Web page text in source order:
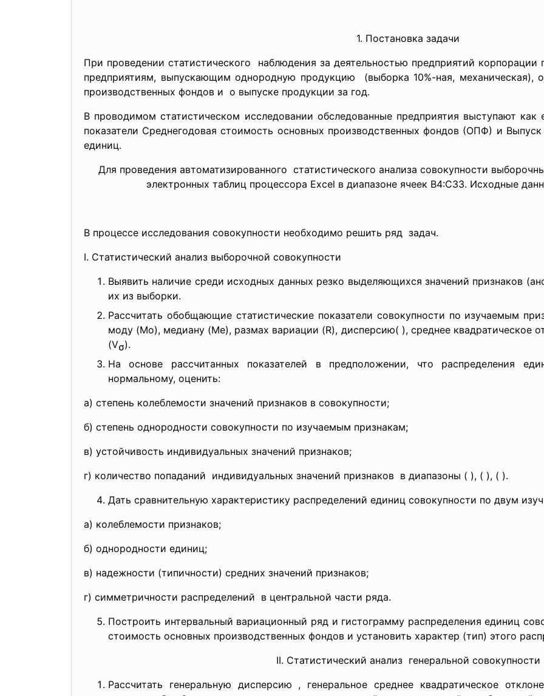
1. Постановка задачи
При проведении статистического наблюдения за деятельностью предприятий
предприятиям, выпускающим однородную продукцию (выборка 10%-ная, механическая),
производственных фондов и о выпуске продукции за год.
В проводимом статистическом исследовании обследованные предприятия выступают
показатели Среднегодовая стоимость основных производственных фондов (ОПФ) и
единиц.
Для проведения автоматизированного статистического анализа совокупности
электронных таблиц процессора Excel в диапазоне ячеек B4:C33. Исходные
В процессе исследования совокупности необходимо решить ряд задач.
I. Статистический анализ выборочной совокупности
Выявить наличие среди исходных данных резко выделяющихся значений признаков
их из выборки.
Рассчитать обобщающие статистические показатели совокупности по изучаемым
моду (Мо), медиану (Ме), размах вариации (R), дисперсию( ), среднее квадратическое
(Vσ).
На основе рассчитанных показателей в предположении, что распределения
нормальному, оценить:
а) степень колеблемости значений признаков в совокупности;
б) степень однородности совокупности по изучаемым признакам;
в) устойчивость индивидуальных значений признаков;
г) количество попаданий индивидуальных значений признаков в диапазоны ( ), ( ), ( ).
Дать сравнительную характеристику распределений единиц совокупности по двум
а) колеблемости признаков;
б) однородности единиц;
в) надежности (типичности) средних значений признаков;
г) симметричности распределений в центральной части ряда.
Построить интервальный вариационный ряд и гистограмму распределения единиц
стоимость основных производственных фондов и установить характер (тип) этого
II. Статистический анализ генеральной совокупности
Рассчитать генеральную дисперсию , генеральное среднее квадратическое